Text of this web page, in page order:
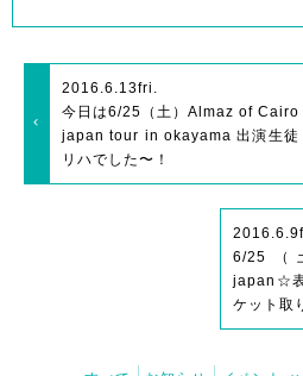
2016.6.13fri.
今日は6/25（土）Almaz of Cairo
japan tour in okayama 出演生徒
リハでした〜！
2016.6.9
6/25（
japan☆
ケット取